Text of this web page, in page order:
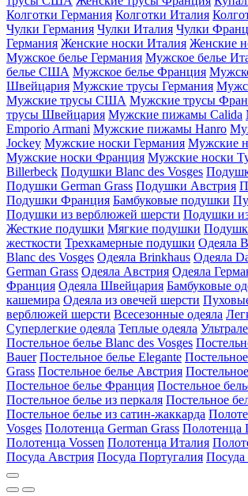
Колготки Германия Колготки Италия
Чулки Германия Чулки Италия Чулки
Германия Женские носки Италия Женские
Мужское белье Германия Мужское белье
белье США Мужское белье Франция
Швейцария Мужские трусы Германия
Мужские трусы США Мужские трусы
трусы Швейцария Мужские пижамы Calida
Emporio Armani Мужские пижамы Hanro
Jockey Мужские носки Германия Мужские
Мужские носки Франция Мужские носки
Billerbeck Подушки Blanc des Vosges
Подушки German Grass Подушки Австрия
Подушки Франция Бамбуковые подушки
Подушки из верблюжей шерсти Подушки
Жесткие подушки Мягкие подушки
жесткости Трехкамерные подушки Одеяла
Blanc des Vosges Одеяла Brinkhaus Одеяла
German Grass Одеяла Австрия Одеяла
Франция Одеяла Швейцария Бамбуковые
кашемира Одеяла из овечей шерсти
верблюжей шерсти Всесезонные одеяла
Суперлегкие одеяла Теплые одеяла
Постельное белье Blanc des Vosges
Bauer Постельное белье Elegante
Grass Постельное белье Австрия
Постельное белье Франция Постельное
Постельное белье из перкаля Постельное
Постельное белье из сатин-жаккарда
Vosges Полотенца German Grass Полотенца
Полотенца Vossen Полотенца Италия
Посуда Австрия Посуда Португалия